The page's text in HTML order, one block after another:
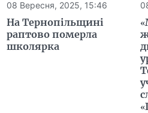
08 Вересня, 2025, 15:46
На Тернопільщині
раптово померла
школярка